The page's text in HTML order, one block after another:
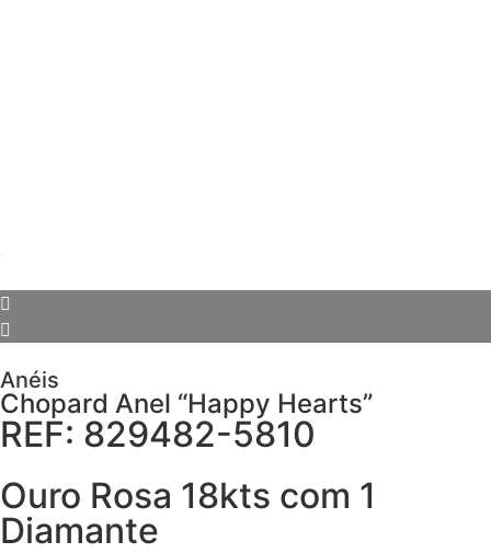
Anéis
Chopard Anel “Happy Hearts”
REF: 829482-5810
Ouro Rosa 18kts com 1
Diamante